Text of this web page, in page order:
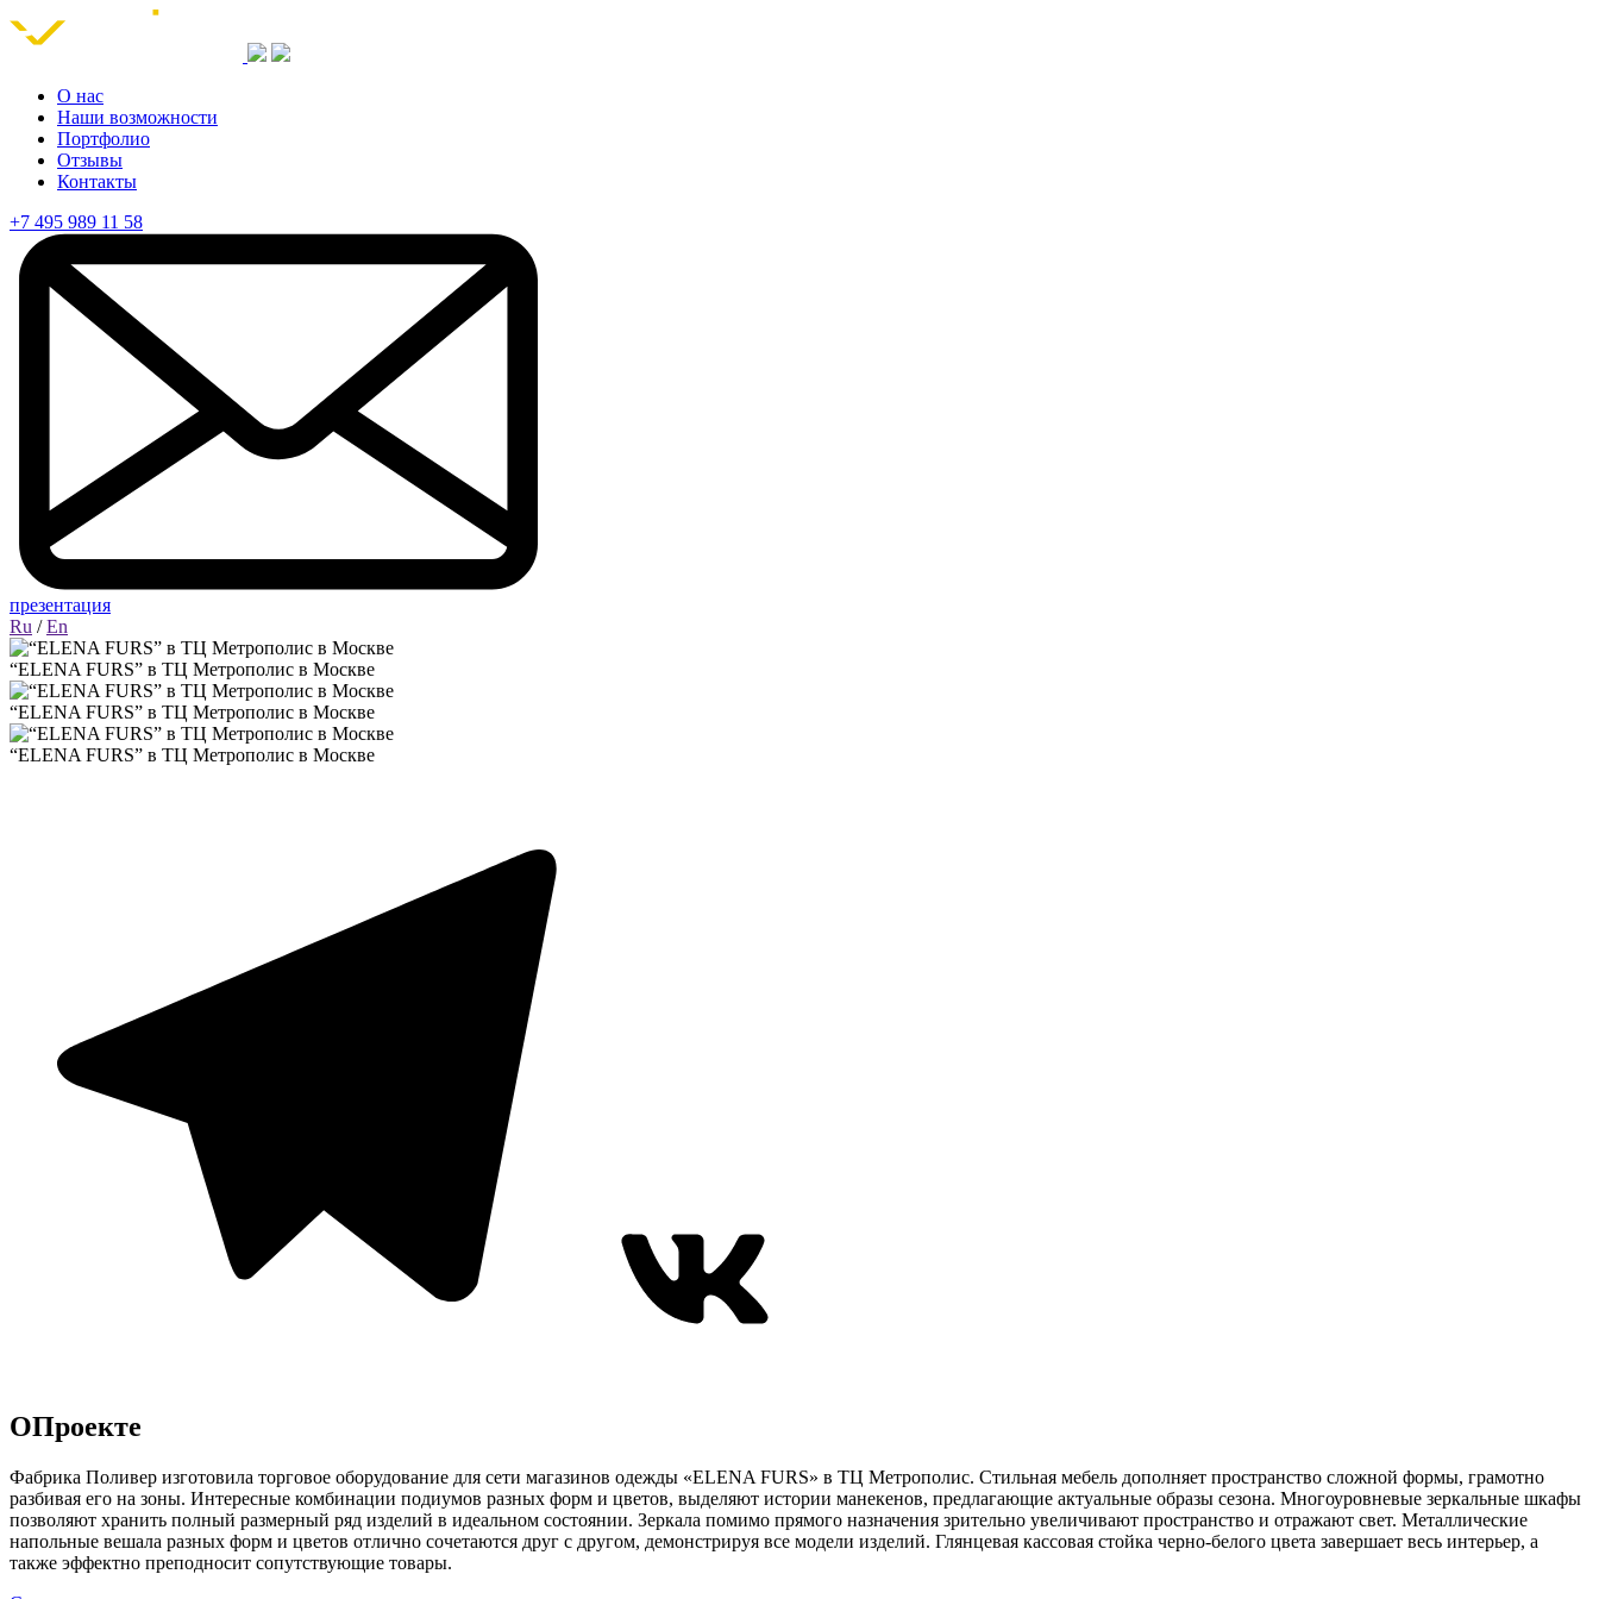
О нас
Наши возможности
Портфолио
Отзывы
Контакты
+7 495 989 11 58
презентация
Ru /En
“ELENA FURS” в ТЦ Метрополис в Москве
“ELENA FURS” в ТЦ Метрополис в Москве
“ELENA FURS” в ТЦ Метрополис в Москве
ОПроекте
Фабрика Поливер изготовила торговое оборудование для сети магазинов одежды «ELENA FURS» в ТЦ Метрополис. Стильная мебель дополняет пространство сложной формы, грамотно
разбивая его на зоны. Интересные комбинации подиумов разных форм и цветов, выделяют истории манекенов, предлагающие актуальные образы сезона. Многоуровневые зеркальные шкафы
позволяют хранить полный размерный ряд изделий в идеальном состоянии. Зеркала помимо прямого назначения зрительно увеличивают пространство и отражают свет. Металлические
напольные вешала разных форм и цветов отлично сочетаются друг с другом, демонстрируя все модели изделий. Глянцевая кассовая стойка черно-белого цвета завершает весь интерьер, а
также эффектно преподносит сопутствующие товары.